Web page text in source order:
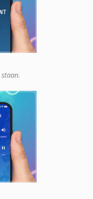
staan.